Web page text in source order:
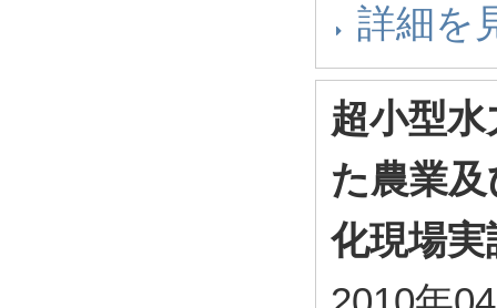
詳細を
超小型
た農業
化現場実